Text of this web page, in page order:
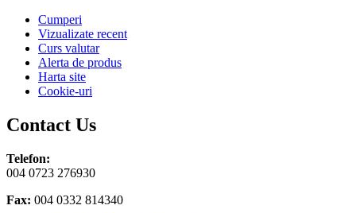
Cumperi
Vizualizate recent
Curs valutar
Alerta de produs
Harta site
Cookie-uri
Contact Us
Telefon:
004 0723 276930
Fax: 004 0332 814340